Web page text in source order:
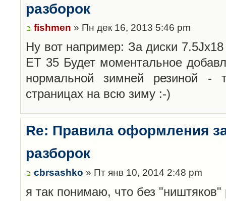
разборок
fishmen » Пн дек 16, 2013 5:46 pm
Ну вот например: За диски
ET 35 Будет моментальное
нормальной зимней резиной
страницах на всю зиму :-)
Re: Правила оформления
разборок
cbrsashko » Пт янв 10, 2014 2:48 pm
я так понимаю, что без "ништяков"